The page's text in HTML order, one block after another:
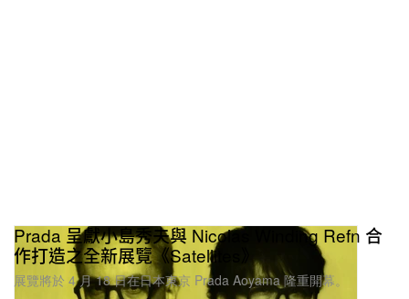
Prada 呈獻小島秀夫與 Nicolas Winding Refn 合
作打造之全新展覽《Satellites》
展覽將於 4 月 18 日在日本東京 Prada Aoyama 隆重開幕。